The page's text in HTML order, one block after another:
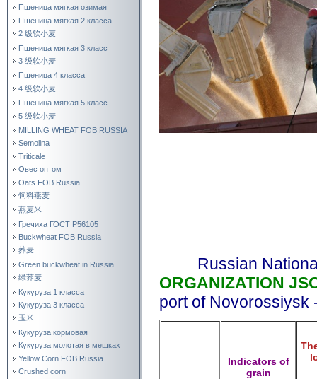
Пшеница мягкая озимая
Пшеница мягкая 2 класса
2 级软小麦
Пшеница мягкая 3 класс
3 级软小麦
Пшеница 4 класса
4 级软小麦
Пшеница мягкая 5 класс
5 级软小麦
MILLING WHEAT FOB RUSSIA
Semolina
Triticale
Овес оптом
Oats FOB Russia
饲料燕麦
燕麦米
Гречиха ГОСТ Р56105
Buckwheat FOB Russia
荞麦
Green buckwheat in Russia
绿荞麦
Кукуруза 1 класса
Кукуруза 3 класса
玉米
Кукуруза кормовая
Кукуруза молотая в мешках
Yellow Corn FOB Russia
Crushed corn
Russian National
ORGANIZATION
port of
Indicators of
grain